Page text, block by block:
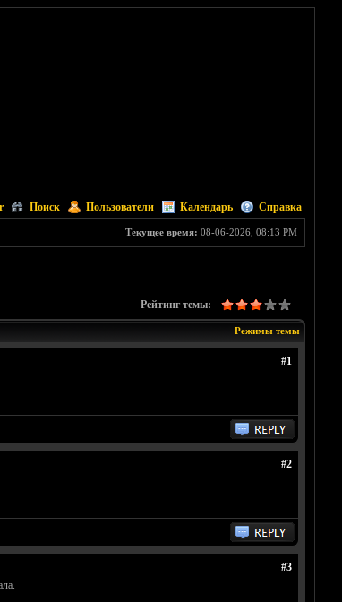
Поиск Пользователи Календарь Справка
Текущее время: 08-06-2026, 08:13 PM
Рейтинг темы:
Режимы темы
#1
#2
#3